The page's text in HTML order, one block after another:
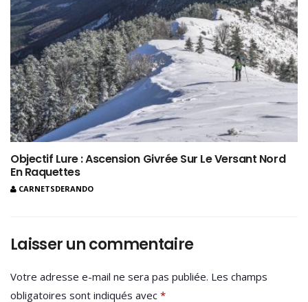
Objectif Lure : Ascension Givrée Sur Le Versant Nord
En Raquettes
CARNETSDERANDO
Laisser un commentaire
Votre adresse e-mail ne sera pas publiée. Les champs
obligatoires sont indiqués avec *